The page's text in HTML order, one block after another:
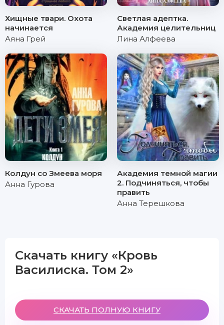
Хищные твари. Охота
начинается
Аяна Грей
Светлая адептка.
Академия целительниц
Лина Алфеева
Колдун со Змеева моря
Анна Гурова
Академия темной магии
2. Подчиняться, чтобы
править
Анна Терешкова
Скачать книгу «Кровь
Василиска. Том 2»
СКАЧАТЬ ПОЛНУЮ КНИГУ